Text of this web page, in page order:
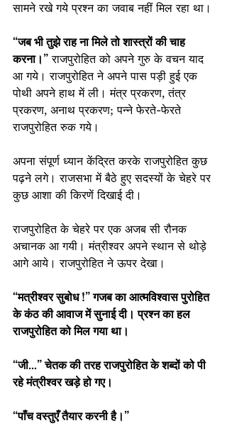
सामने रखे गये प्रश्न का जवाब नहीं मिल रहा था।
“जब भी तुझे राह ना मिले तो शास्त्रों की चाह
करना।” राजपुरोहित को अपने गुरु के वचन याद
आ गये। राजपुरोहित ने अपने पास पड़ी हुई एक
पोथी अपने हाथ में ली। मंत्र प्रकरण, तंत्र
प्रकरण, अनाथ प्रकरण; पन्ने फेरते-फेरते
राजपुरोहित रुक गये।
अपना संपूर्ण ध्यान केंद्रित करके राजपुरोहित कुछ
पढ़ने लगे। राजसभा में बैठे हुए सदस्यों के चेहरे पर
कुछ आशा की किरणें दिखाई दी।
राजपुरोहित के चेहरे पर एक अजब सी रौनक
अचानक आ गयी। मंत्रीश्वर अपने स्थान से थोड़े
आगे आये। राजपुरोहित ने ऊपर देखा।
“मत्रीश्वर सुबोध !” गजब का आत्मविश्वास पुरोहित
के कंठ की आवाज में सुनाई दी। प्रश्न का हल
राजपुरोहित को मिल गया था।
“जी…” चेतक की तरह राजपुरोहित के शब्दों को पी
रहे मंत्रीश्वर खड़े हो गए।
“पाँच वस्तुएँ तैयार करनी है।”